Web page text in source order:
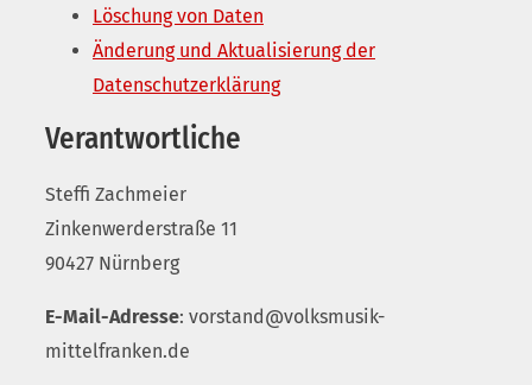
Löschung von Daten
Änderung und Aktualisierung der
Datenschutzerklärung
Verantwortliche
Steffi Zachmeier
Zinkenwerderstraße 11
90427 Nürnberg
E-Mail-Adresse: vorstand@volksmusik-
mittelfranken.de